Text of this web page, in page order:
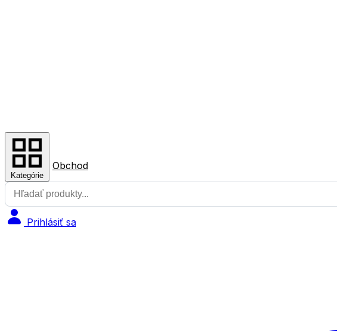
Kategórie
Obchod
Prihlásiť sa